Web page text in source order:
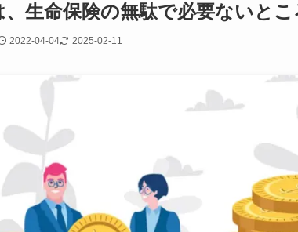
生命保険の無駄で必要ないと
2022-04-04 2025-02-11